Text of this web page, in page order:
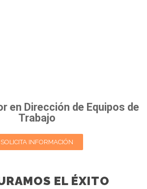
en Dirección de Equipos de
Trabajo
SOLICITA INFORMACIÓN
EL ÉXITO